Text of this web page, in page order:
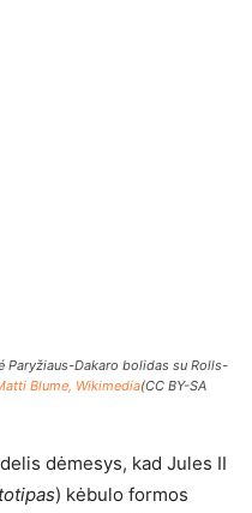
Paryžiaus-Dakaro bolidas su Rolls-
Blume, Wikimedia(CC BY-SA
dėmesys, kad Jules II
) kėbulo formos